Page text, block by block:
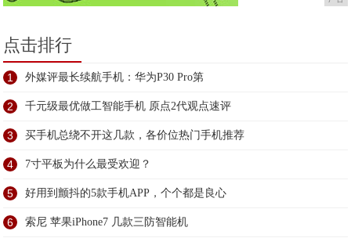
点击排行
1 外媒评最长续航手机：华为P30 Pro第
2 千元级最优做工智能手机 原点2代观点速评
3 买手机总绕不开这几款，各价位热门手机推荐
4 7寸平板为什么最受欢迎？
5 好用到颤抖的5款手机APP，个个都是良心
6 索尼 苹果iPhone7 几款三防智能机